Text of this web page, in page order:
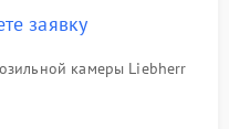
заявку
камеры Liebherr